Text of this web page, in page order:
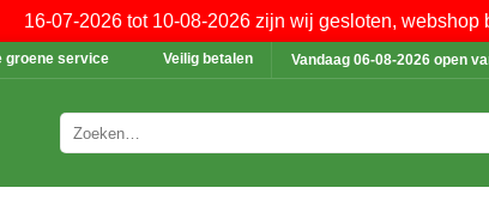
16-07-2026 tot 10-08-2026 zijn wij gesloten,
groene service Veilig betalen Vandaag 06-08-2026 open
Zoeken
naar: